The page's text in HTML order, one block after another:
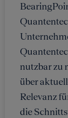
nutzbar zu
über
Relevanz
die